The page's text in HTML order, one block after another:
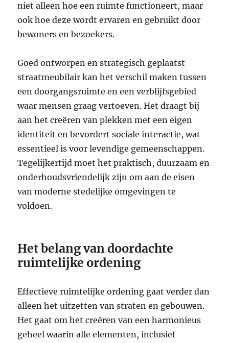
niet alleen hoe een ruimte functioneert, maar
ook hoe deze wordt ervaren en gebruikt door
bewoners en bezoekers.
Goed ontworpen en strategisch geplaatst
straatmeubilair kan het verschil maken tussen
een doorgangsruimte en een verblijfsgebied
waar mensen graag vertoeven. Het draagt bij
aan het creëren van plekken met een eigen
identiteit en bevordert sociale interactie, wat
essentieel is voor levendige gemeenschappen.
Tegelijkertijd moet het praktisch, duurzaam en
onderhoudsvriendelijk zijn om aan de eisen
van moderne stedelijke omgevingen te
voldoen.
Het belang van doordachte
ruimtelijke ordening
Effectieve ruimtelijke ordening gaat verder dan
alleen het uitzetten van straten en gebouwen.
Het gaat om het creëren van een harmonieus
geheel waarin alle elementen, inclusief